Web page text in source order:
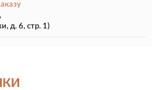
д. 6, стр. 1)